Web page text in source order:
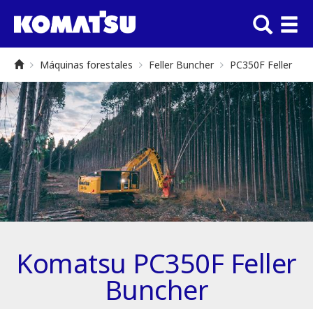
Máquinas forestales Feller Buncher PC350F Feller
Komatsu PC350F Feller
Buncher